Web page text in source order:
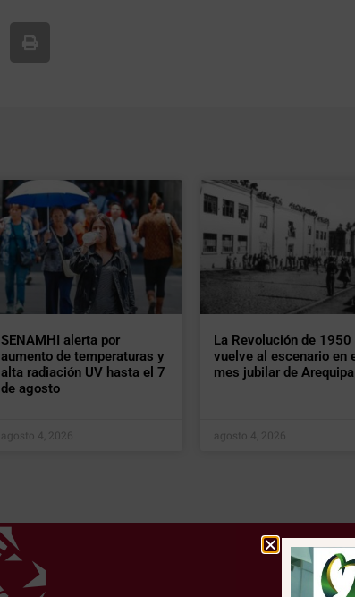
SENAMHI alerta por
aumento de temperaturas y
alta radiación UV hasta el 7
de agosto
agosto 4, 2026
La Revolución de 1950
vuelve al escenario en
mes jubilar de Arequipa
agosto 4, 2026